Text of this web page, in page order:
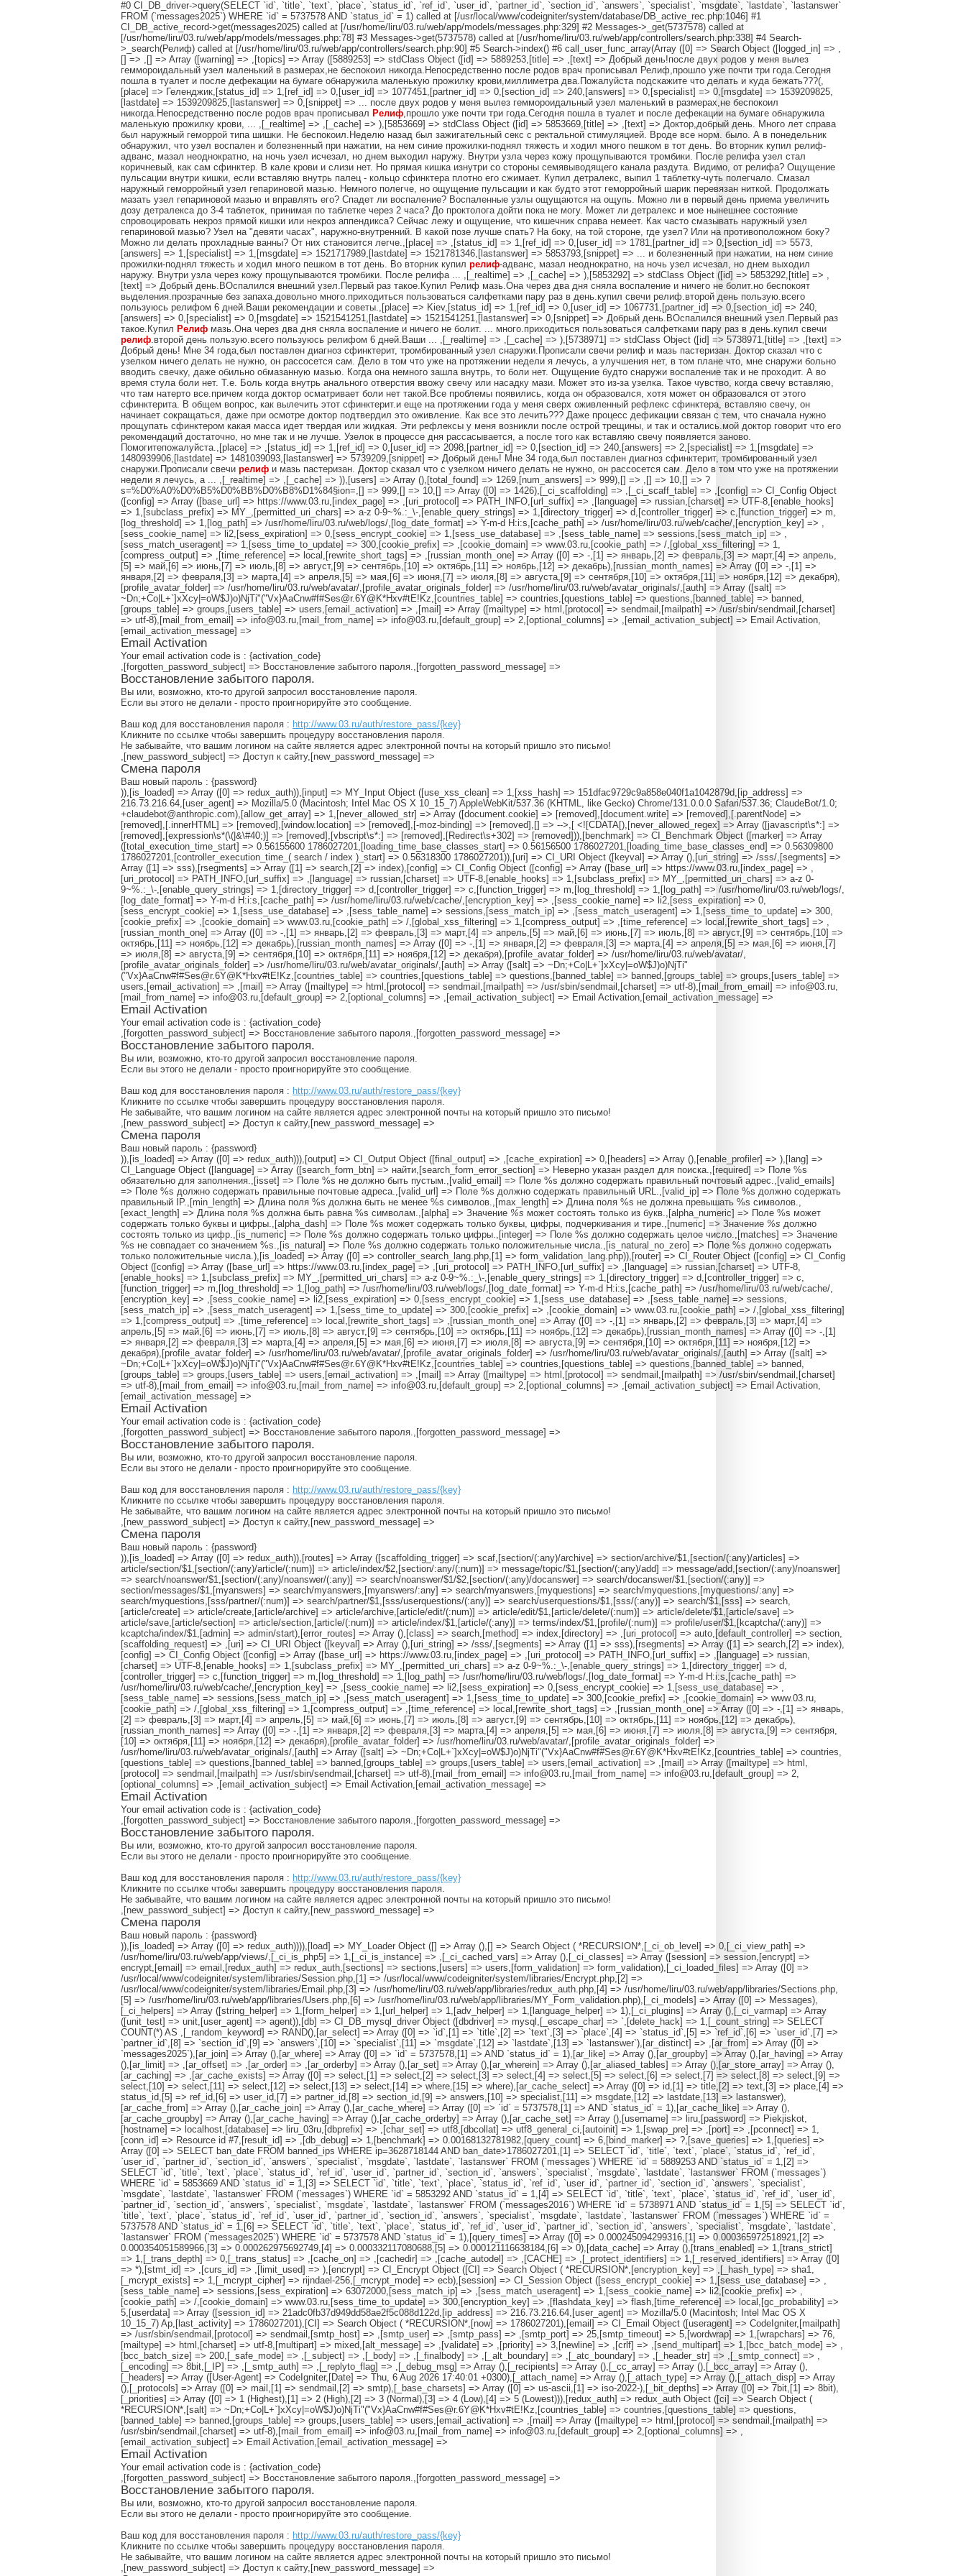
#0 CI_DB_driver->query(SELECT `id`, `title`, `text`, `place`, `status_id`, `ref_id`, `user_id`, `partner_id`, `section_id`, `answers`, `specialist`, `msgdate`, `lastdate`, `lastanswer`
FROM (`messages2025`) WHERE `id` = 5737578 AND `status_id` = 1) called at [/usr/local/www/codeigniter/system/database/DB_active_rec.php:1046] #1
CI_DB_active_record->get(messages2025) called at [/usr/home/liru/03.ru/web/app/models/messages.php:329] #2 Messages->_get(5737578) called at
[/usr/home/liru/03.ru/web/app/models/messages.php:78] #3 Messages->get(5737578) called at [/usr/home/liru/03.ru/web/app/controllers/search.php:338] #4 Search-
>_search(Релиф) called at [/usr/home/liru/03.ru/web/app/controllers/search.php:90] #5 Search->index() #6 call_user_func_array(Array ([0] => Search Object ([logged_in] => ,
[] => ,[] => Array ([warning] => ,[topics] => Array ([5889253] => stdClass Object ([id] => 5889253,[title] => ,[text] => Добрый день!после двух родов у меня вылез
геммороидальный узел маленький в размерах,не беспокоил никогда.Непосредственно после родов врач прописывал Релиф,прошло уже почти три года.Сегодня
пошла в туалет и после дефекации на бумаге обнаружила маленькую прожилку крови,миллиметра два.Пожалуйста подскажите что делать и куда бежать???(,
[place] => Геленджик,[status_id] => 1,[ref_id] => 0,[user_id] => 1077451,[partner_id] => 0,[section_id] => 240,[answers] => 0,[specialist] => 0,[msgdate] => 1539209825,
[lastdate] => 1539209825,[lastanswer] => 0,[snippet] => ... после двух родов у меня вылез геммороидальный узел маленький в размерах,не беспокоил
никогда.Непосредственно после родов врач прописывал Релиф,прошло уже почти три года.Сегодня пошла в туалет и после дефекации на бумаге обнаружила
маленькую прожилку крови, ... ,[_realtime] => ,[_cache] => ),[5853669] => stdClass Object ([id] => 5853669,[title] => ,[text] => Доктор,добрый день. Много лет справа
был наружный геморрой типа шишки. Не беспокоил.Неделю назад был зажигательный секс с ректальной стимуляцией. Вроде все норм. было. А в понедельник
обнаружил, что узел воспален и болезненный при нажатии, на нем синие прожилки-поднял тяжесть и ходил много пешком в тот день. Во вторник купил релиф-
адванс, мазал неоднократно, на ночь узел исчезал, но днем выходил наружу. Внутри узла через кожу прощупываются тромбики. После релифа узел стал
коричневый, как сам сфинктер. В кале крови и слизи нет. Но прямая кишка изнутри со стороны семявыводящего канала раздута. Видимо, от релифа? Ощущение
пульсации внутри кишки, если вставляю внутрь палец - кольцо сфинктера плотно его сжимает. Купил детралекс, выпил 1 таблетку-чуть полегчало. Смазал
наружный геморройный узел гепариновой мазью. Немного полегче, но ощущение пульсации и как будто этот геморройный шарик перевязан ниткой. Продолжать
мазать узел гепариновой мазью и вправлять его? Спадет ли воспаление? Воспаленные узлы ощущаются на ощупь. Можно ли в первый день приема увеличить
дозу детралекса до 3-4 таблеток, принимая по таблетке через 2 часа? До проктолога дойти пока не могу. Может ли детралекс и мое нынешнее состояние
спровоцировать некроз прямой кишки или некроз аппендикса? Сейчас лежу и ощущение, что кишечник справа немеет. Как часто смазывать наружный узел
гепариновой мазью? Узел на "девяти часах", наружно-внутренний. В какой позе лучше спать? На боку, на той стороне, где узел? Или на противоположном боку?
Можно ли делать прохладные ванны? От них становится легче.,[place] => ,[status_id] => 1,[ref_id] => 0,[user_id] => 1781,[partner_id] => 0,[section_id] => 5573,
[answers] => 1,[specialist] => 1,[msgdate] => 1521717989,[lastdate] => 1521781346,[lastanswer] => 5853793,[snippet] => ... и болезненный при нажатии, на нем синие
прожилки-поднял тяжесть и ходил много пешком в тот день. Во вторник купил релиф-адванс, мазал неоднократно, на ночь узел исчезал, но днем выходил
наружу. Внутри узла через кожу прощупываются тромбики. После релифа ... ,[_realtime] => ,[_cache] => ),[5853292] => stdClass Object ([id] => 5853292,[title] => ,
[text] => Добрый день.ВОспалился внешний узел.Первый раз такое.Купил Релиф мазь.Она через два дня сняла воспаление и ничего не болит.но беспокоят
выделения.прозрачные без запаха.довольно много.приходиться пользоваться салфетками пару раз в день.купил свечи релиф.второй день пользую.всего
пользуюсь релифом 6 дней.Ваши рекомендации и советы.,[place] => Kiev,[status_id] => 1,[ref_id] => 0,[user_id] => 1067731,[partner_id] => 0,[section_id] => 240,
[answers] => 0,[specialist] => 0,[msgdate] => 1521541251,[lastdate] => 1521541251,[lastanswer] => 0,[snippet] => Добрый день.ВОспалился внешний узел.Первый раз
такое.Купил Релиф мазь.Она через два дня сняла воспаление и ничего не болит. ... много.приходиться пользоваться салфетками пару раз в день.купил свечи
релиф.второй день пользую.всего пользуюсь релифом 6 дней.Ваши ... ,[_realtime] => ,[_cache] => ),[5738971] => stdClass Object ([id] => 5738971,[title] => ,[text] =>
Добрый день! Мне 34 года,был поставлен диагноз сфинктерит, тромбированный узел снаружи.Прописали свечи релиф и мазь пастеризан. Доктор сказал что с
узелком ничего делать не нужно, он рассосется сам. Дело в том что уже на протяжении недели я лечусь, а улучшения нет, в том плане что, мне снаружи больно
вводить свечку, даже обильно обмазанную мазью. Когда она немного зашла внутрь, то боли нет. Ощущение будто снаружи воспаление так и не проходит. А во
время стула боли нет. Т.е. Боль когда внутрь анального отверстия ввожу свечу или насадку мази. Может это из-за узелка. Такое чувство, когда свечу вставляю,
что там натерто все.причем когда доктор осматривает боли нет такой.Все проблемы появились, когда он образовался, хотя может он образовался от этого
сфинктерита. В общем вопрос, как вылечить этот сфинктерит.и еще на протяжении года у меня сверх оживленный рефлекс сфинктера, вставляю свечу, он
начинает сокращаться, даже при осмотре доктор подтвердил это оживление. Как все это лечить??? Даже процесс дефикации связан с тем, что сначала нужно
прощупать сфинктером какая масса идет твердая или жидкая. Эти рефлексы у меня возникли после острой трещины, и так и остались.мой доктор говорит что его
рекомендаций достаточно, но мне так и не лучше. Узелок в процессе дня рассасывается, а после того как вставляю свечу появляется заново.
Помогитепожалуйста.,[place] => ,[status_id] => 1,[ref_id] => 0,[user_id] => 2098,[partner_id] => 0,[section_id] => 240,[answers] => 2,[specialist] => 1,[msgdate] =>
1480939906,[lastdate] => 1481039093,[lastanswer] => 5739209,[snippet] => Добрый день! Мне 34 года,был поставлен диагноз сфинктерит, тромбированный узел
снаружи.Прописали свечи релиф и мазь пастеризан. Доктор сказал что с узелком ничего делать не нужно, он рассосется сам. Дело в том что уже на протяжении
недели я лечусь, а ... ,[_realtime] => ,[_cache] => )),[users] => Array (),[total_found] => 1269,[num_answers] => 999),[] => ,[] => 10,[] => ?
s=%D0%A0%D0%B5%D0%BB%D0%B8%D1%84§ion=,[] => 999,[] => 10,[] => Array ([0] => 1426),[_ci_scaffolding] => ,[_ci_scaff_table] => ,[config] => CI_Config Object
([config] => Array ([base_url] => https://www.03.ru,[index_page] => ,[uri_protocol] => PATH_INFO,[url_suffix] => ,[language] => russian,[charset] => UTF-8,[enable_hooks]
=> 1,[subclass_prefix] => MY_,[permitted_uri_chars] => a-z 0-9~%.:_\-,[enable_query_strings] => 1,[directory_trigger] => d,[controller_trigger] => c,[function_trigger] => m,
[log_threshold] => 1,[log_path] => /usr/home/liru/03.ru/web/logs/,[log_date_format] => Y-m-d H:i:s,[cache_path] => /usr/home/liru/03.ru/web/cache/,[encryption_key] => ,
[sess_cookie_name] => li2,[sess_expiration] => 0,[sess_encrypt_cookie] => 1,[sess_use_database] => ,[sess_table_name] => sessions,[sess_match_ip] => ,
[sess_match_useragent] => 1,[sess_time_to_update] => 300,[cookie_prefix] => ,[cookie_domain] => www.03.ru,[cookie_path] => /,[global_xss_filtering] => 1,
[compress_output] => ,[time_reference] => local,[rewrite_short_tags] => ,[russian_month_one] => Array ([0] => -,[1] => январь,[2] => февраль,[3] => март,[4] => апрель,
[5] => май,[6] => июнь,[7] => июль,[8] => август,[9] => сентябрь,[10] => октябрь,[11] => ноябрь,[12] => декабрь),[russian_month_names] => Array ([0] => -,[1] =>
января,[2] => февраля,[3] => марта,[4] => апреля,[5] => мая,[6] => июня,[7] => июля,[8] => августа,[9] => сентября,[10] => октября,[11] => ноября,[12] => декабря),
[profile_avatar_folder] => /usr/home/liru/03.ru/web/avatar/,[profile_avatar_originals_folder] => /usr/home/liru/03.ru/web/avatar_originals/,[auth] => Array ([salt] =>
~Dn;+Co|L+`]xXcy|=oW$J)o)NjTi"("Vx}AaCnw#f#Ses@r.6Y@K*Hxv#tE!Kz,[countries_table] => countries,[questions_table] => questions,[banned_table] => banned,
[groups_table] => groups,[users_table] => users,[email_activation] => ,[mail] => Array ([mailtype] => html,[protocol] => sendmail,[mailpath] => /usr/sbin/sendmail,[charset]
=> utf-8),[mail_from_email] => info@03.ru,[mail_from_name] => info@03.ru,[default_group] => 2,[optional_columns] => ,[email_activation_subject] => Email Activation,
[email_activation_message] =>
Email Activation
Your email activation code is : {activation_code}
,[forgotten_password_subject] => Восстановление забытого пароля.,[forgotten_password_message] =>
Восстановление забытого пароля.
Вы или, возможно, кто-то другой запросил восстановление пароля.
Если вы этого не делали - просто проигнорируйте это сообщение.
Ваш код для восстановления пароля : http://www.03.ru/auth/restore_pass/{key}
Кликните по ссылке чтобы завершить процедуру восстановления пароля.
Не забывайте, что вашим логином на сайте является адрес электронной почты на который пришло это письмо!
,[new_password_subject] => Доступ к сайту,[new_password_message] =>
Смена пароля
Ваш новый пароль : {password}
)),[is_loaded] => Array ([0] => redux_auth)),[input] => MY_Input Object ([use_xss_clean] => 1,[xss_hash] => 151dfac9729c9a858e040f1a1042879d,[ip_address] =>
216.73.216.64,[user_agent] => Mozilla/5.0 (Macintosh; Intel Mac OS X 10_15_7) AppleWebKit/537.36 (KHTML, like Gecko) Chrome/131.0.0.0 Safari/537.36; ClaudeBot/1.0;
+claudebot@anthropic.com),[allow_get_array] => 1,[never_allowed_str] => Array ([document.cookie] => [removed],[document.write] => [removed],[.parentNode] =>
[removed],[.innerHTML] => [removed],[window.location] => [removed],[-moz-binding] => [removed],[] => -->,[ <![CDATA[),[never_allowed_regex] => Array ([javascript\s*:] =>
[removed],[expression\s*(\(|&\#40;)] => [removed],[vbscript\s*:] => [removed],[Redirect\s+302] => [removed])),[benchmark] => CI_Benchmark Object ([marker] => Array
([total_execution_time_start] => 0.56155600 1786027201,[loading_time_base_classes_start] => 0.56156500 1786027201,[loading_time_base_classes_end] => 0.56309800
1786027201,[controller_execution_time_( search / index )_start] => 0.56318300 1786027201)),[uri] => CI_URI Object ([keyval] => Array (),[uri_string] => /sss/,[segments] =>
Array ([1] => sss),[rsegments] => Array ([1] => search,[2] => index),[config] => CI_Config Object ([config] => Array ([base_url] => https://www.03.ru,[index_page] => ,
[uri_protocol] => PATH_INFO,[url_suffix] => ,[language] => russian,[charset] => UTF-8,[enable_hooks] => 1,[subclass_prefix] => MY_,[permitted_uri_chars] => a-z 0-
9~%.:_\-,[enable_query_strings] => 1,[directory_trigger] => d,[controller_trigger] => c,[function_trigger] => m,[log_threshold] => 1,[log_path] => /usr/home/liru/03.ru/web/logs/,
[log_date_format] => Y-m-d H:i:s,[cache_path] => /usr/home/liru/03.ru/web/cache/,[encryption_key] => ,[sess_cookie_name] => li2,[sess_expiration] => 0,
[sess_encrypt_cookie] => 1,[sess_use_database] => ,[sess_table_name] => sessions,[sess_match_ip] => ,[sess_match_useragent] => 1,[sess_time_to_update] => 300,
[cookie_prefix] => ,[cookie_domain] => www.03.ru,[cookie_path] => /,[global_xss_filtering] => 1,[compress_output] => ,[time_reference] => local,[rewrite_short_tags] => ,
[russian_month_one] => Array ([0] => -,[1] => январь,[2] => февраль,[3] => март,[4] => апрель,[5] => май,[6] => июнь,[7] => июль,[8] => август,[9] => сентябрь,[10] =>
октябрь,[11] => ноябрь,[12] => декабрь),[russian_month_names] => Array ([0] => -,[1] => января,[2] => февраля,[3] => марта,[4] => апреля,[5] => мая,[6] => июня,[7]
=> июля,[8] => августа,[9] => сентября,[10] => октября,[11] => ноября,[12] => декабря),[profile_avatar_folder] => /usr/home/liru/03.ru/web/avatar/,
[profile_avatar_originals_folder] => /usr/home/liru/03.ru/web/avatar_originals/,[auth] => Array ([salt] => ~Dn;+Co|L+`]xXcy|=oW$J)o)NjTi"
("Vx}AaCnw#f#Ses@r.6Y@K*Hxv#tE!Kz,[countries_table] => countries,[questions_table] => questions,[banned_table] => banned,[groups_table] => groups,[users_table] =>
users,[email_activation] => ,[mail] => Array ([mailtype] => html,[protocol] => sendmail,[mailpath] => /usr/sbin/sendmail,[charset] => utf-8),[mail_from_email] => info@03.ru,
[mail_from_name] => info@03.ru,[default_group] => 2,[optional_columns] => ,[email_activation_subject] => Email Activation,[email_activation_message] =>
Email Activation
Your email activation code is : {activation_code}
,[forgotten_password_subject] => Восстановление забытого пароля.,[forgotten_password_message] =>
Восстановление забытого пароля.
Вы или, возможно, кто-то другой запросил восстановление пароля.
Если вы этого не делали - просто проигнорируйте это сообщение.
Ваш код для восстановления пароля : http://www.03.ru/auth/restore_pass/{key}
Кликните по ссылке чтобы завершить процедуру восстановления пароля.
Не забывайте, что вашим логином на сайте является адрес электронной почты на который пришло это письмо!
,[new_password_subject] => Доступ к сайту,[new_password_message] =>
Смена пароля
Ваш новый пароль : {password}
)),[is_loaded] => Array ([0] => redux_auth))),[output] => CI_Output Object ([final_output] => ,[cache_expiration] => 0,[headers] => Array (),[enable_profiler] => ),[lang] =>
CI_Language Object ([language] => Array ([search_form_btn] => найти,[search_form_error_section] => Неверно указан раздел для поиска.,[required] => Поле %s
обязательно для заполнения.,[isset] => Поле %s не должно быть пустым.,[valid_email] => Поле %s должно содержать правильный почтовый адрес.,[valid_emails]
=> Поле %s должно содержать правильные почтовые адреса.,[valid_url] => Поле %s должно содержать правильный URL.,[valid_ip] => Поле %s должно содержать
правильный IP.,[min_length] => Длина поля %s должна быть не менее %s символов.,[max_length] => Длина поля %s не должна превышать %s символов.,
[exact_length] => Длина поля %s должна быть равна %s символам.,[alpha] => Значение %s может состоять только из букв.,[alpha_numeric] => Поле %s может
содержать только буквы и цифры.,[alpha_dash] => Поле %s может содержать только буквы, цифры, подчеркивания и тире.,[numeric] => Значение %s должно
состоять только из цифр.,[is_numeric] => Поле %s должно содержать только цифры.,[integer] => Поле %s должно содержать целое число.,[matches] => Значение
%s не совпадает со значением %s.,[is_natural] => Поле %s должно содержать только положительные числа.,[is_natural_no_zero] => Поле %s должно содержать
только положительные числа.),[is_loaded] => Array ([0] => controller_search_lang.php,[1] => form_validation_lang.php)),[router] => CI_Router Object ([config] => CI_Config
Object ([config] => Array ([base_url] => https://www.03.ru,[index_page] => ,[uri_protocol] => PATH_INFO,[url_suffix] => ,[language] => russian,[charset] => UTF-8,
[enable_hooks] => 1,[subclass_prefix] => MY_,[permitted_uri_chars] => a-z 0-9~%.:_\-,[enable_query_strings] => 1,[directory_trigger] => d,[controller_trigger] => c,
[function_trigger] => m,[log_threshold] => 1,[log_path] => /usr/home/liru/03.ru/web/logs/,[log_date_format] => Y-m-d H:i:s,[cache_path] => /usr/home/liru/03.ru/web/cache/,
[encryption_key] => ,[sess_cookie_name] => li2,[sess_expiration] => 0,[sess_encrypt_cookie] => 1,[sess_use_database] => ,[sess_table_name] => sessions,
[sess_match_ip] => ,[sess_match_useragent] => 1,[sess_time_to_update] => 300,[cookie_prefix] => ,[cookie_domain] => www.03.ru,[cookie_path] => /,[global_xss_filtering]
=> 1,[compress_output] => ,[time_reference] => local,[rewrite_short_tags] => ,[russian_month_one] => Array ([0] => -,[1] => январь,[2] => февраль,[3] => март,[4] =>
апрель,[5] => май,[6] => июнь,[7] => июль,[8] => август,[9] => сентябрь,[10] => октябрь,[11] => ноябрь,[12] => декабрь),[russian_month_names] => Array ([0] => -,[1]
=> января,[2] => февраля,[3] => марта,[4] => апреля,[5] => мая,[6] => июня,[7] => июля,[8] => августа,[9] => сентября,[10] => октября,[11] => ноября,[12] =>
декабря),[profile_avatar_folder] => /usr/home/liru/03.ru/web/avatar/,[profile_avatar_originals_folder] => /usr/home/liru/03.ru/web/avatar_originals/,[auth] => Array ([salt] =>
~Dn;+Co|L+`]xXcy|=oW$J)o)NjTi"("Vx}AaCnw#f#Ses@r.6Y@K*Hxv#tE!Kz,[countries_table] => countries,[questions_table] => questions,[banned_table] => banned,
[groups_table] => groups,[users_table] => users,[email_activation] => ,[mail] => Array ([mailtype] => html,[protocol] => sendmail,[mailpath] => /usr/sbin/sendmail,[charset]
=> utf-8),[mail_from_email] => info@03.ru,[mail_from_name] => info@03.ru,[default_group] => 2,[optional_columns] => ,[email_activation_subject] => Email Activation,
[email_activation_message] =>
Email Activation
Your email activation code is : {activation_code}
,[forgotten_password_subject] => Восстановление забытого пароля.,[forgotten_password_message] =>
Восстановление забытого пароля.
Вы или, возможно, кто-то другой запросил восстановление пароля.
Если вы этого не делали - просто проигнорируйте это сообщение.
Ваш код для восстановления пароля : http://www.03.ru/auth/restore_pass/{key}
Кликните по ссылке чтобы завершить процедуру восстановления пароля.
Не забывайте, что вашим логином на сайте является адрес электронной почты на который пришло это письмо!
,[new_password_subject] => Доступ к сайту,[new_password_message] =>
Смена пароля
Ваш новый пароль : {password}
)),[is_loaded] => Array ([0] => redux_auth)),[routes] => Array ([scaffolding_trigger] => scaf,[section/(:any)/archive] => section/archive/$1,[section/(:any)/articles] =>
article/section/$1,[section/(:any)/article/(:num)] => article/index/$2,[section/:any/(:num)] => message/topic/$1,[section/(:any)/add] => message/add,[section/(:any)/noanswer]
=> search/noanswer/$1,[section/(:any)/noanswer/(:any)] => search/noanswer/$1/$2,[section/(:any)/docanswer] => search/docanswer/$1,[section/(:any)] =>
section/messages/$1,[myanswers] => search/myanswers,[myanswers/:any] => search/myanswers,[myquestions] => search/myquestions,[myquestions/:any] =>
search/myquestions,[sss/partner/(:num)] => search/partner/$1,[sss/userquestions/(:any)] => search/userquestions/$1,[sss/(:any)] => search/$1,[sss] => search,
[article/create] => article/create,[article/archive] => article/archive,[article/edit/(:num)] => article/edit/$1,[article/delete/(:num)] => article/delete/$1,[article/save] =>
article/save,[article/section] => article/section,[article/(:num)] => article/index/$1,[article/(:any)] => terms/index/$1,[profile/(:num)] => profile/user/$1,[kcaptcha/(:any)] =>
kcaptcha/index/$1,[admin] => admin/start),[error_routes] => Array (),[class] => search,[method] => index,[directory] => ,[uri_protocol] => auto,[default_controller] => section,
[scaffolding_request] => ,[uri] => CI_URI Object ([keyval] => Array (),[uri_string] => /sss/,[segments] => Array ([1] => sss),[rsegments] => Array ([1] => search,[2] => index),
[config] => CI_Config Object ([config] => Array ([base_url] => https://www.03.ru,[index_page] => ,[uri_protocol] => PATH_INFO,[url_suffix] => ,[language] => russian,
[charset] => UTF-8,[enable_hooks] => 1,[subclass_prefix] => MY_,[permitted_uri_chars] => a-z 0-9~%.:_\-,[enable_query_strings] => 1,[directory_trigger] => d,
[controller_trigger] => c,[function_trigger] => m,[log_threshold] => 1,[log_path] => /usr/home/liru/03.ru/web/logs/,[log_date_format] => Y-m-d H:i:s,[cache_path] =>
/usr/home/liru/03.ru/web/cache/,[encryption_key] => ,[sess_cookie_name] => li2,[sess_expiration] => 0,[sess_encrypt_cookie] => 1,[sess_use_database] => ,
[sess_table_name] => sessions,[sess_match_ip] => ,[sess_match_useragent] => 1,[sess_time_to_update] => 300,[cookie_prefix] => ,[cookie_domain] => www.03.ru,
[cookie_path] => /,[global_xss_filtering] => 1,[compress_output] => ,[time_reference] => local,[rewrite_short_tags] => ,[russian_month_one] => Array ([0] => -,[1] => январь,
[2] => февраль,[3] => март,[4] => апрель,[5] => май,[6] => июнь,[7] => июль,[8] => август,[9] => сентябрь,[10] => октябрь,[11] => ноябрь,[12] => декабрь),
[russian_month_names] => Array ([0] => -,[1] => января,[2] => февраля,[3] => марта,[4] => апреля,[5] => мая,[6] => июня,[7] => июля,[8] => августа,[9] => сентября,
[10] => октября,[11] => ноября,[12] => декабря),[profile_avatar_folder] => /usr/home/liru/03.ru/web/avatar/,[profile_avatar_originals_folder] =>
/usr/home/liru/03.ru/web/avatar_originals/,[auth] => Array ([salt] => ~Dn;+Co|L+`]xXcy|=oW$J)o)NjTi"("Vx}AaCnw#f#Ses@r.6Y@K*Hxv#tE!Kz,[countries_table] => countries,
[questions_table] => questions,[banned_table] => banned,[groups_table] => groups,[users_table] => users,[email_activation] => ,[mail] => Array ([mailtype] => html,
[protocol] => sendmail,[mailpath] => /usr/sbin/sendmail,[charset] => utf-8),[mail_from_email] => info@03.ru,[mail_from_name] => info@03.ru,[default_group] => 2,
[optional_columns] => ,[email_activation_subject] => Email Activation,[email_activation_message] =>
Email Activation
Your email activation code is : {activation_code}
,[forgotten_password_subject] => Восстановление забытого пароля.,[forgotten_password_message] =>
Восстановление забытого пароля.
Вы или, возможно, кто-то другой запросил восстановление пароля.
Если вы этого не делали - просто проигнорируйте это сообщение.
Ваш код для восстановления пароля : http://www.03.ru/auth/restore_pass/{key}
Кликните по ссылке чтобы завершить процедуру восстановления пароля.
Не забывайте, что вашим логином на сайте является адрес электронной почты на который пришло это письмо!
,[new_password_subject] => Доступ к сайту,[new_password_message] =>
Смена пароля
Ваш новый пароль : {password}
)),[is_loaded] => Array ([0] => redux_auth)))),[load] => MY_Loader Object ([] => Array (),[] => Search Object ( *RECURSION*,[_ci_ob_level] => 0,[_ci_view_path] =>
/usr/home/liru/03.ru/web/app/views/,[_ci_is_php5] => 1,[_ci_is_instance] => ,[_ci_cached_vars] => Array (),[_ci_classes] => Array ([session] => session,[encrypt] =>
encrypt,[email] => email,[redux_auth] => redux_auth,[sections] => sections,[users] => users,[form_validation] => form_validation),[_ci_loaded_files] => Array ([0] =>
/usr/local/www/codeigniter/system/libraries/Session.php,[1] => /usr/local/www/codeigniter/system/libraries/Encrypt.php,[2] =>
/usr/local/www/codeigniter/system/libraries/Email.php,[3] => /usr/home/liru/03.ru/web/app/libraries/redux_auth.php,[4] => /usr/home/liru/03.ru/web/app/libraries/Sections.php,
[5] => /usr/home/liru/03.ru/web/app/libraries/Users.php,[6] => /usr/home/liru/03.ru/web/app/libraries/MY_Form_validation.php),[_ci_models] => Array ([0] => Messages),
[_ci_helpers] => Array ([string_helper] => 1,[form_helper] => 1,[url_helper] => 1,[adv_helper] => 1,[language_helper] => 1),[_ci_plugins] => Array (),[_ci_varmap] => Array
([unit_test] => unit,[user_agent] => agent)),[db] => CI_DB_mysql_driver Object ([dbdriver] => mysql,[_escape_char] => `,[delete_hack] => 1,[_count_string] => SELECT
COUNT(*) AS ,[_random_keyword] => RAND(),[ar_select] => Array ([0] => `id`,[1] => `title`,[2] => `text`,[3] => `place`,[4] => `status_id`,[5] => `ref_id`,[6] => `user_id`,[7] =>
`partner_id`,[8] => `section_id`,[9] => `answers`,[10] => `specialist`,[11] => `msgdate`,[12] => `lastdate`,[13] => `lastanswer`),[ar_distinct] => ,[ar_from] => Array ([0] =>
`messages2025`),[ar_join] => Array (),[ar_where] => Array ([0] => `id` = 5737578,[1] => AND `status_id` = 1),[ar_like] => Array (),[ar_groupby] => Array (),[ar_having] => Array
(),[ar_limit] => ,[ar_offset] => ,[ar_order] => ,[ar_orderby] => Array (),[ar_set] => Array (),[ar_wherein] => Array (),[ar_aliased_tables] => Array (),[ar_store_array] => Array (),
[ar_caching] => ,[ar_cache_exists] => Array ([0] => select,[1] => select,[2] => select,[3] => select,[4] => select,[5] => select,[6] => select,[7] => select,[8] => select,[9] =>
select,[10] => select,[11] => select,[12] => select,[13] => select,[14] => where,[15] => where),[ar_cache_select] => Array ([0] => id,[1] => title,[2] => text,[3] => place,[4] =>
status_id,[5] => ref_id,[6] => user_id,[7] => partner_id,[8] => section_id,[9] => answers,[10] => specialist,[11] => msgdate,[12] => lastdate,[13] => lastanswer),
[ar_cache_from] => Array (),[ar_cache_join] => Array (),[ar_cache_where] => Array ([0] => `id` = 5737578,[1] => AND `status_id` = 1),[ar_cache_like] => Array (),
[ar_cache_groupby] => Array (),[ar_cache_having] => Array (),[ar_cache_orderby] => Array (),[ar_cache_set] => Array (),[username] => liru,[password] => Piekjiskot,
[hostname] => localhost,[database] => liru_03ru,[dbprefix] => ,[char_set] => utf8,[dbcollat] => utf8_general_ci,[autoinit] => 1,[swap_pre] => ,[port] => ,[pconnect] => 1,
[conn_id] => Resource id #7,[result_id] => ,[db_debug] => 1,[benchmark] => 0.00168132781982,[query_count] => 6,[bind_marker] => ?,[save_queries] => 1,[queries] =>
Array ([0] => SELECT ban_date FROM banned_ips WHERE ip=3628718144 AND ban_date>1786027201,[1] => SELECT `id`, `title`, `text`, `place`, `status_id`, `ref_id`,
`user_id`, `partner_id`, `section_id`, `answers`, `specialist`, `msgdate`, `lastdate`, `lastanswer` FROM (`messages`) WHERE `id` = 5889253 AND `status_id` = 1,[2] =>
SELECT `id`, `title`, `text`, `place`, `status_id`, `ref_id`, `user_id`, `partner_id`, `section_id`, `answers`, `specialist`, `msgdate`, `lastdate`, `lastanswer` FROM (`messages`)
WHERE `id` = 5853669 AND `status_id` = 1,[3] => SELECT `id`, `title`, `text`, `place`, `status_id`, `ref_id`, `user_id`, `partner_id`, `section_id`, `answers`, `specialist`,
`msgdate`, `lastdate`, `lastanswer` FROM (`messages`) WHERE `id` = 5853292 AND `status_id` = 1,[4] => SELECT `id`, `title`, `text`, `place`, `status_id`, `ref_id`, `user_id`,
`partner_id`, `section_id`, `answers`, `specialist`, `msgdate`, `lastdate`, `lastanswer` FROM (`messages2016`) WHERE `id` = 5738971 AND `status_id` = 1,[5] => SELECT `id`,
`title`, `text`, `place`, `status_id`, `ref_id`, `user_id`, `partner_id`, `section_id`, `answers`, `specialist`, `msgdate`, `lastdate`, `lastanswer` FROM (`messages`) WHERE `id` =
5737578 AND `status_id` = 1,[6] => SELECT `id`, `title`, `text`, `place`, `status_id`, `ref_id`, `user_id`, `partner_id`, `section_id`, `answers`, `specialist`, `msgdate`, `lastdate`,
`lastanswer` FROM (`messages2025`) WHERE `id` = 5737578 AND `status_id` = 1),[query_times] => Array ([0] => 0.000245094299316,[1] => 0.000365972518921,[2] =>
0.000354051589966,[3] => 0.000262975692749,[4] => 0.000332117080688,[5] => 0.000121116638184,[6] => 0),[data_cache] => Array (),[trans_enabled] => 1,[trans_strict]
=> 1,[_trans_depth] => 0,[_trans_status] => ,[cache_on] => ,[cachedir] => ,[cache_autodel] => ,[CACHE] => ,[_protect_identifiers] => 1,[_reserved_identifiers] => Array ([0]
=> *),[stmt_id] => ,[curs_id] => ,[limit_used] => ),[encrypt] => CI_Encrypt Object ([CI] => Search Object ( *RECURSION*,[encryption_key] => ,[_hash_type] => sha1,
[_mcrypt_exists] => 1,[_mcrypt_cipher] => rijndael-256,[_mcrypt_mode] => ecb),[session] => CI_Session Object ([sess_encrypt_cookie] => 1,[sess_use_database] => ,
[sess_table_name] => sessions,[sess_expiration] => 63072000,[sess_match_ip] => ,[sess_match_useragent] => 1,[sess_cookie_name] => li2,[cookie_prefix] => ,
[cookie_path] => /,[cookie_domain] => www.03.ru,[sess_time_to_update] => 300,[encryption_key] => ,[flashdata_key] => flash,[time_reference] => local,[gc_probability] =>
5,[userdata] => Array ([session_id] => 21adc0fb37d949dd58ae2f5c088d122d,[ip_address] => 216.73.216.64,[user_agent] => Mozilla/5.0 (Macintosh; Intel Mac OS X
10_15_7) Ap,[last_activity] => 1786027201),[CI] => Search Object ( *RECURSION*,[now] => 1786027201),[email] => CI_Email Object ([useragent] => CodeIgniter,[mailpath]
=> /usr/sbin/sendmail,[protocol] => sendmail,[smtp_host] => ,[smtp_user] => ,[smtp_pass] => ,[smtp_port] => 25,[smtp_timeout] => 5,[wordwrap] => 1,[wrapchars] => 76,
[mailtype] => html,[charset] => utf-8,[multipart] => mixed,[alt_message] => ,[validate] => ,[priority] => 3,[newline] => ,[crlf] => ,[send_multipart] => 1,[bcc_batch_mode] => ,
[bcc_batch_size] => 200,[_safe_mode] => ,[_subject] => ,[_body] => ,[_finalbody] => ,[_alt_boundary] => ,[_atc_boundary] => ,[_header_str] => ,[_smtp_connect] => ,
[_encoding] => 8bit,[_IP] => ,[_smtp_auth] => ,[_replyto_flag] => ,[_debug_msg] => Array (),[_recipients] => Array (),[_cc_array] => Array (),[_bcc_array] => Array (),
[_headers] => Array ([User-Agent] => CodeIgniter,[Date] => Thu, 6 Aug 2026 17:40:01 +0300),[_attach_name] => Array (),[_attach_type] => Array (),[_attach_disp] => Array
(),[_protocols] => Array ([0] => mail,[1] => sendmail,[2] => smtp),[_base_charsets] => Array ([0] => us-ascii,[1] => iso-2022-),[_bit_depths] => Array ([0] => 7bit,[1] => 8bit),
[_priorities] => Array ([0] => 1 (Highest),[1] => 2 (High),[2] => 3 (Normal),[3] => 4 (Low),[4] => 5 (Lowest))),[redux_auth] => redux_auth Object ([ci] => Search Object (
*RECURSION*,[salt] => ~Dn;+Co|L+`]xXcy|=oW$J)o)NjTi"("Vx}AaCnw#f#Ses@r.6Y@K*Hxv#tE!Kz,[countries_table] => countries,[questions_table] => questions,
[banned_table] => banned,[groups_table] => groups,[users_table] => users,[email_activation] => ,[mail] => Array ([mailtype] => html,[protocol] => sendmail,[mailpath] =>
/usr/sbin/sendmail,[charset] => utf-8),[mail_from_email] => info@03.ru,[mail_from_name] => info@03.ru,[default_group] => 2,[optional_columns] => ,
[email_activation_subject] => Email Activation,[email_activation_message] =>
Email Activation
Your email activation code is : {activation_code}
,[forgotten_password_subject] => Восстановление забытого пароля.,[forgotten_password_message] =>
Восстановление забытого пароля.
Вы или, возможно, кто-то другой запросил восстановление пароля.
Если вы этого не делали - просто проигнорируйте это сообщение.
Ваш код для восстановления пароля : http://www.03.ru/auth/restore_pass/{key}
Кликните по ссылке чтобы завершить процедуру восстановления пароля.
Не забывайте, что вашим логином на сайте является адрес электронной почты на который пришло это письмо!
,[new_password_subject] => Доступ к сайту,[new_password_message] =>